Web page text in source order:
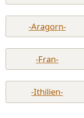
-Aragorn-
-Fran-
-Ithilien-